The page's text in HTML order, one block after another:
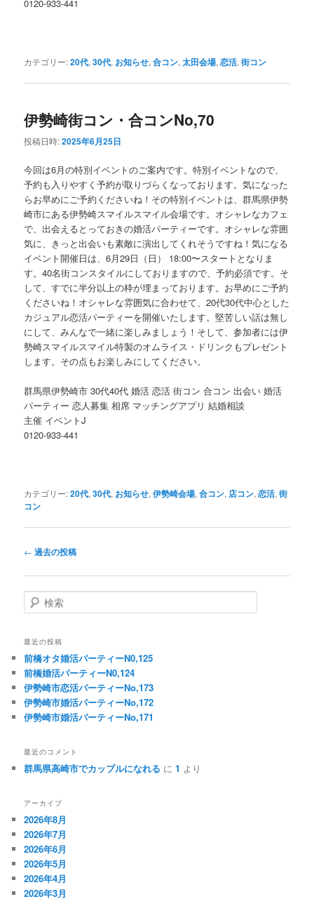
0120-933-441
カテゴリー:20代,30代, お知らせ,合コン,太田会場,恋活,街コン
伊勢崎街コン・合コンNo,70
投稿日時:2025年6月25日
今回は6月の特別イベントのご案内です。特別イベントなので、
予約も入りやすく予約が取りづらくなっております。気になった
らお早めにご予約くださいね！その特別イベントは、群馬県伊勢
崎市にある伊勢崎スマイルスマイル会場です。オシャレなカフェ
で、出会えるとっておきの婚活パーティーです。オシャレな雰囲
気に、きっと出会いも素敵に演出してくれそうですね！気になる
イベント開催日は、6月29日（日） 18:00〜スタートとなりま
す。40名街コンスタイルにしておりますので、予約必須です。そ
して、すでに半分以上の枠が埋まっております。お早めにご予約
くださいね！オシャレな雰囲気に合わせて、20代30代中心とした
カジュアル恋活パーティーを開催いたします。堅苦しい話は無し
にして、みんなで一緒に楽しみましょう！そして、参加者には伊
勢崎スマイルスマイル特製のオムライス・ドリンクもプレゼント
します。その点もお楽しみにしてください。
群馬県伊勢崎市 30代40代 婚活 恋活 街コン 合コン 出会い 婚活
パーティー 恋人募集 相席 マッチングアプリ 結婚相談
主催 イベントJ
0120-933-441
カテゴリー:20代,30代, お知らせ,伊勢崎会場,合コン, 店コン,恋活,街
コン
投
ナ
ビ
ゲ
シ
ョ
ン
← 過去の投稿
検
索
最近の投稿
前橋オタ婚活パーティーN0,125
前橋婚活パーティーN0,124
伊勢崎市恋活パーティーNo,173
伊勢崎市婚活パーティーNo,172
伊勢崎市婚活パーティーNo,171
最近のコメント
群馬県高崎市でカップルになれる に1 より
アーカイブ
2026年8月
2026年7月
2026年6月
2026年5月
2026年4月
2026年3月